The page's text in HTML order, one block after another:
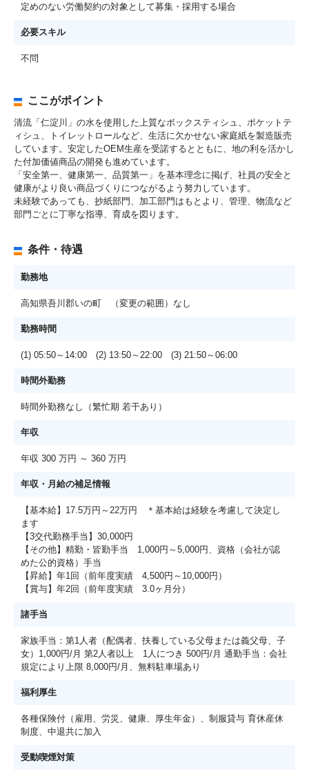
定めのない労働契約の対象として募集・採用する場合
必要スキル
不問
ここがポイント
清流「仁淀川」の水を使用した上質なボックスティシュ、ポケットテ
ィシュ、トイレットロールなど、生活に欠かせない家庭紙を製造販売
しています。安定したOEM生産を受諾するとともに、地の利を活かし
た付加価値商品の開発も進めています。
「安全第一、健康第一、品質第一」を基本理念に掲げ、社員の安全と
健康がより良い商品づくりにつながるよう努力しています。
未経験であっても、抄紙部門、加工部門はもとより、管理、物流など
部門ごとに丁寧な指導、育成を図ります。
条件・待遇
勤務地
高知県吾川郡いの町 （変更の範囲）なし
勤務時間
(1) 05:50～14:00 (2) 13:50～22:00 (3) 21:50～06:00
時間外勤務
時間外勤務なし（繁忙期 若干あり）
年収
年収 300 万円 ～ 360 万円
年収・月給の補足情報
【基本給】17.5万円～22万円 ＊基本給は経験を考慮して決定し
ます
【3交代勤務手当】30,000円
【その他】精勤・皆勤手当 1,000円～5,000円、資格（会社が認
めた公的資格）手当
【昇給】年1回（前年度実績 4,500円～10,000円）
【賞与】年2回（前年度実績 3.0ヶ月分）
諸手当
家族手当：第1人者（配偶者、扶養している父母または義父母、子
女）1,000円/月 第2人者以上 1人につき 500円/月 通勤手当：会社
規定により上限 8,000円/月、無料駐車場あり
福利厚生
各種保険付（雇用、労災、健康、厚生年金）、制服貸与 育休産休
制度、中退共に加入
受動喫煙対策